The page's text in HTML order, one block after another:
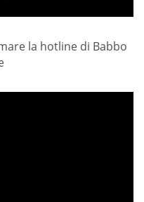
la hotline di Babbo